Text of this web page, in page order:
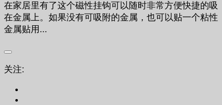
在家居里有了这个磁性挂钩可以随时非常方便快捷的吸
在金属上。如果没有可吸附的金属，也可以贴一个粘性
金属贴用...
关注: